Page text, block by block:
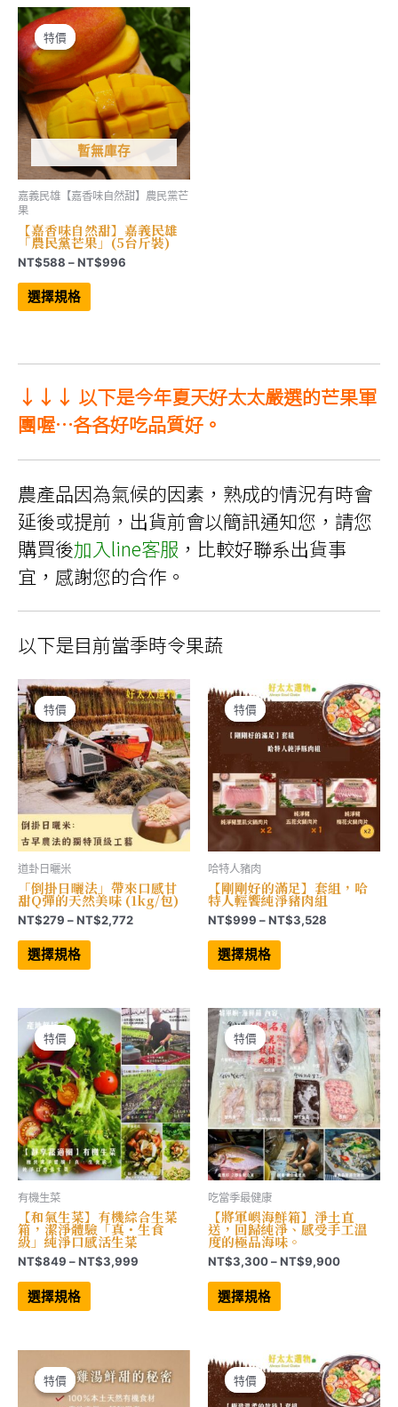
特價
暫無庫存
特價
嘉義民雄【嘉香味自然甜】農民黨芒
果
【嘉香味自然甜】嘉義民雄
「農民黨芒果」(5台斤裝)
NT$588 –NT$996
選擇規格
此
品
式。
在
產
品
頁
項
↓↓↓ 以下是今年夏天好太太嚴選的芒果軍
團喔…各各好吃品質好。
農產品因為氣候的因素，熟成的情況有時會
延後或提前，出貨前會以簡訊通知您，請您
購買後加入line客服 ，比較好聯系出貨事
宜，感謝您的合作。
以下是目前當季時令果蔬
特價
特價
道卦日曬米
「倒掛日曬法」帶來口感甘
甜Q彈的天然美味 (1kg/包)
NT$279 –NT$2,772價
NT$2,772
選擇規格
此
品
款
式。
可
在
產
品
頁
面
選
擇
選
項
特價
特價
哈特人豬肉
【剛剛好的滿足】套組，哈
特人輕饗純淨豬肉組
NT$999 –NT$3,528
NT$3,528
選擇規格
此
品
款
式。
可
在
產
品
頁
面
選
擇
選
項
特價
特價
有機生菜
【和氣生菜】有機綜合生菜
箱，潔淨體驗「真・生食
級」純淨口感活生菜
NT$849 –NT$3,999
NT$3,999
選擇規格
此
品
款
式。
可
在
特價
特價
吃當季最健康
【將軍嶼海鮮箱】淨土直
送，回歸純淨、感受手工溫
度的極品海味。
NT$3,300–NT$9,900價
選擇規格
此
品
款
式。
可
在
特價
特價 特價
特價